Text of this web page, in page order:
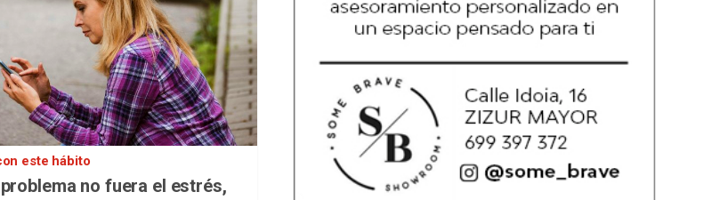
este hábito
no fuera el estrés,